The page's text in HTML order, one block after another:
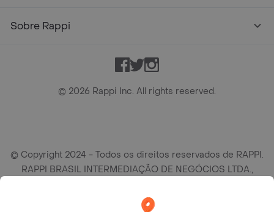
Sobre Rappi
Facebook
TwitterInstagram
© 2026 Rappi Inc. All rights reserved.
© Copyright 2024 - Todos os direitos reservados de RAPPI.
RAPPI BRASIL INTERMEDIAÇÃO DE NEGÓCIOS LTDA.,
conj. 91, Lado A, Cerqueira Cesar, São Paulo/SP CEP. 01414-